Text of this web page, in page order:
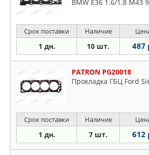
BMW E36 1.6/1.8 M43
Срок поставки Наличие
1 дн. 10 шт. 487
PATRON PG20018
Прокладка ГБЦ Ford
Срок поставки Наличие
1 дн. 7 шт. 612